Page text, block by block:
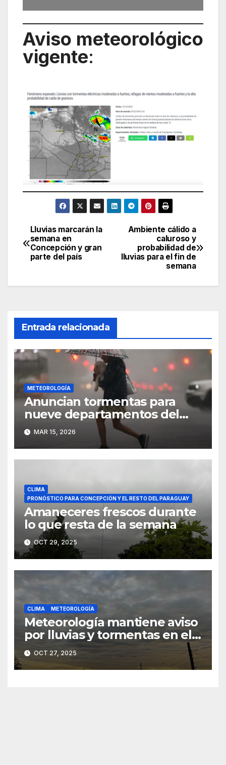
Aviso meteorológico
vigente:
Navegación
de
Ambiente cálido a
caluroso y
probabilidad de
lluvias para el fin de
semana
Lluvias marcarán la
semana en
Concepción y gran
parte del país
Entrada relacionada
METEOROLOGÍA
Anuncian tormentas para
nueve departamentos del
Paraguay
MAR 15, 2026
CLIMA
PRONÓSTICO PARA CONCEPCIÓN Y EL RESTO DEL PARAGUAY
Amaneceres frescos durante
lo que resta de la semana
OCT 29, 2025
CLIMA METEOROLOGÍA
Meteorología mantiene aviso
por lluvias y tormentas en el
norte del país
OCT 27, 2025